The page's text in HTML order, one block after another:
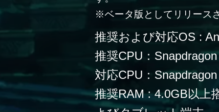
※ベータ版としてリリース
推奨および対応OS :
推奨CPU：
対応CPU：
推奨RAM : 4.0GB以上